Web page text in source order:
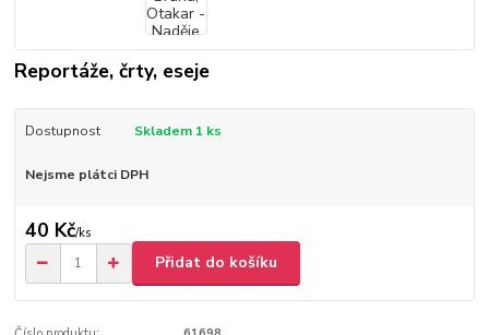
Reportáže, črty, eseje
Dostupnost Skladem 1 ks
Nejsme plátci DPH
40 Kč/ks
Přidat do košíku